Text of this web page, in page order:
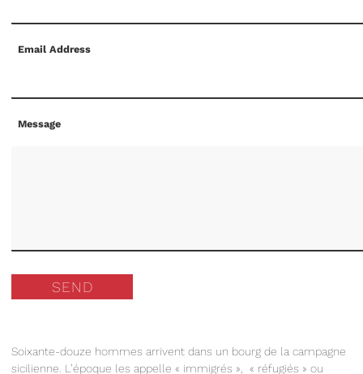
Email Address
Message
SEND
Soixante-douze hommes arrivent dans un bourg de la campagne
sicilienne. L’époque les appelle « immigrés », « réfugiés » ou